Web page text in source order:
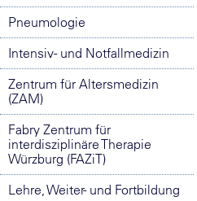
Pneumologie
Intensiv- und Notfallmedizin
Zentrum für Altersmedizin
(ZAM)
Fabry Zentrum für
interdisziplinäre Therapie
Würzburg (FAZiT)
Lehre, Weiter- und Fortbildung